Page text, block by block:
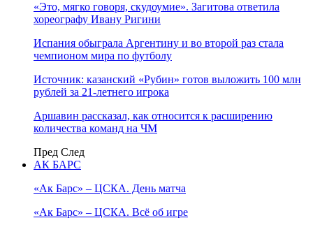
«Это, мягко говоря, скудоумие». Загитова ответила
хореографу Ивану Ригини
Испания обыграла Аргентину и во второй раз стала
чемпионом мира по футболу
Источник: казанский «Рубин» готов выложить 100 млн
рублей за 21-летнего игрока
Аршавин рассказал, как относится к расширению
количества команд на ЧМ
Пред След
АК БАРС
«Ак Барс» – ЦСКА. День матча
«Ак Барс» – ЦСКА. Всё об игре